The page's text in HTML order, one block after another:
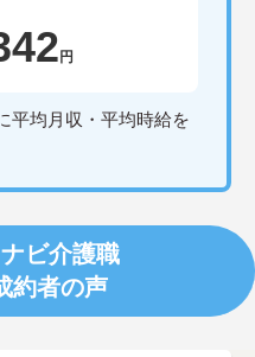
円
平均月収・平均時給を
ビ介護職
約者の声